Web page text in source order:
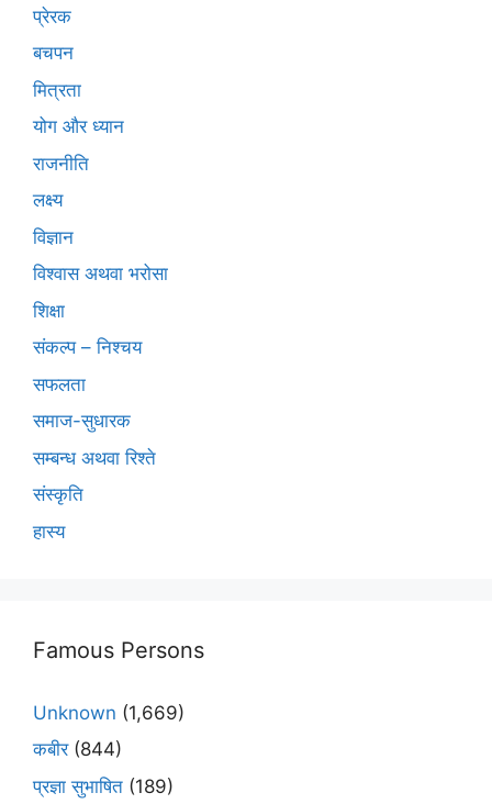
प्रेरक
बचपन
मित्रता
योग और ध्यान
राजनीति
लक्ष्य
विज्ञान
विश्वास अथवा भरोसा
शिक्षा
संकल्प – निश्चय
सफलता
समाज-सुधारक
सम्बन्ध अथवा रिश्ते
संस्कृति
हास्य
Famous Persons
Unknown (1,669)
कबीर(844)
प्रज्ञा सुभाषित (189)